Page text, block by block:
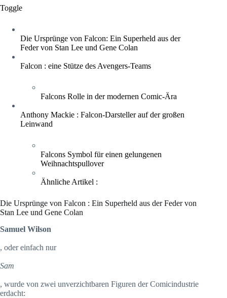
Toggle
Die Ursprünge von Falcon: Ein Superheld aus der
Feder von Stan Lee und Gene Colan
Falcon : eine Stütze des Avengers-Teams
Falcons Rolle in der modernen Comic-Ära
Anthony Mackie : Falcon-Darsteller auf der großen
Leinwand
Falcons Symbol für einen gelungenen
Weihnachtspullover
Ähnliche Artikel :
Die Ursprünge von Falcon : Ein Superheld aus der Feder von
Stan Lee und Gene Colan
Samuel Wilson
, oder einfach nur
Sam
, wurde von zwei unverzichtbaren Figuren der Comicindustrie
erdacht: